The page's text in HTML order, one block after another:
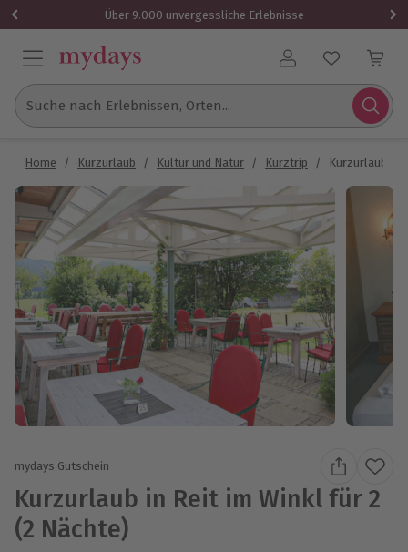
Über 9.000 unvergessliche Erlebnisse
Benutzerkonto
Suche nach Erlebnissen, Orten...
Home / Kurzurlaub / Kultur und Natur / Kurztrip / Kurzurlaub in
mydays Gutschein
Kurzurlaub in Reit im Winkl für 2
(2 Nächte)